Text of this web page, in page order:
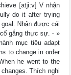
[atji:v] V nhận
do it after trying
Nhận được cái
gắng thực sự. - »
mục tiêu adapt
to change in order
he went to the
Thích nghi